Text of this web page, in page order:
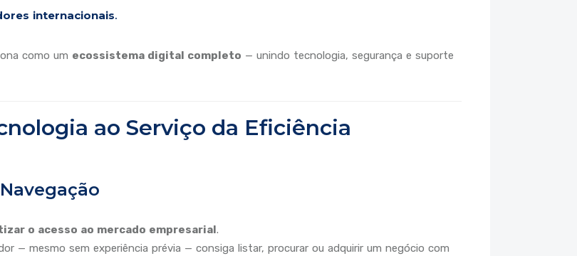
internacionais.
como um ecossistema digital completo — unindo tecnologia, segurança e suporte
ao Serviço da Eficiência
o acesso ao mercado empresarial .
— mesmo sem experiência prévia — consiga listar, procurar ou adquirir um negócio com